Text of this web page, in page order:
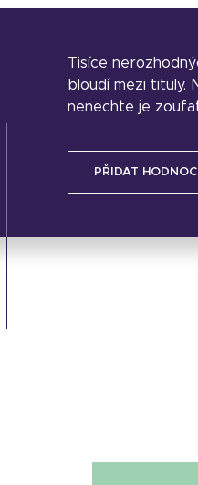
Tisíce
bloudí mezi tituly.
nenechte je
PŘIDAT